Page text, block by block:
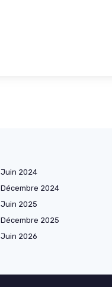
Juin 2024
Décembre 2024
Juin 2025
Décembre 2025
Juin 2026